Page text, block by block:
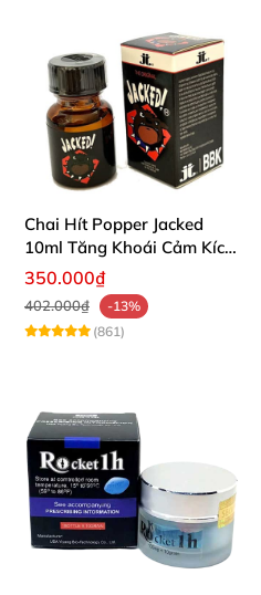
Chai Hít Popper Jacked
10ml Tăng Khoái Cảm Kích
Thích Mạnh
350.000₫
402.000₫
-13%
(861)